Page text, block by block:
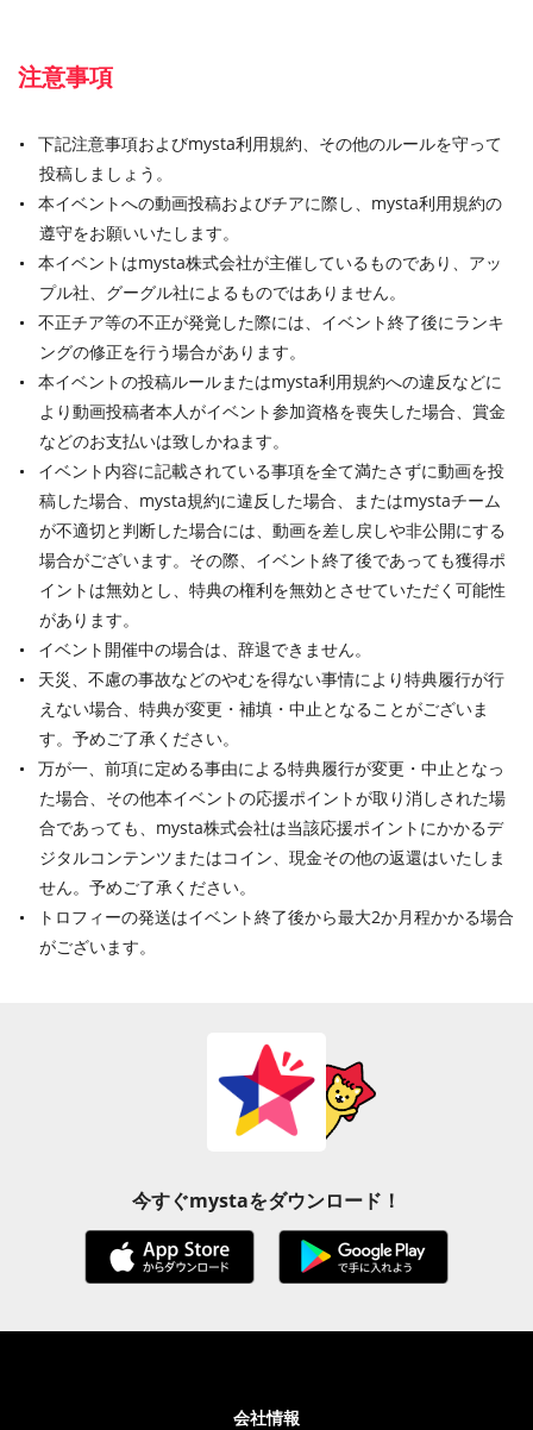
注意事項
下記注意事項およびmysta利用規約、その他のルールを守って
投稿しましょう。
本イベントへの動画投稿およびチアに際し、mysta利用規約の
遵守をお願いいたします。
本イベントはmysta株式会社が主催しているものであり、アッ
プル社、グーグル社によるものではありません。
不正チア等の不正が発覚した際には、イベント終了後にランキ
ングの修正を行う場合があります。
本イベントの投稿ルールまたはmysta利用規約への違反などに
より動画投稿者本人がイベント参加資格を喪失した場合、賞金
などのお支払いは致しかねます。
イベント内容に記載されている事項を全て満たさずに動画を投
稿した場合、mysta規約に違反した場合、またはmystaチーム
が不適切と判断した場合には、動画を差し戻しや非公開にする
場合がございます。その際、イベント終了後であっても獲得ポ
イントは無効とし、特典の権利を無効とさせていただく可能性
があります。
イベント開催中の場合は、辞退できません。
天災、不慮の事故などのやむを得ない事情により特典履行が行
えない場合、特典が変更・補填・中止となることがございま
す。予めご了承ください。
万が一、前項に定める事由による特典履行が変更・中止となっ
た場合、その他本イベントの応援ポイントが取り消しされた場
合であっても、mysta株式会社は当該応援ポイントにかかるデ
ジタルコンテンツまたはコイン、現金その他の返還はいたしま
せん。予めご了承ください。
トロフィーの発送はイベント終了後から最大2か月程かかる場合
がございます。
今すぐmystaをダウンロード！
会社情報